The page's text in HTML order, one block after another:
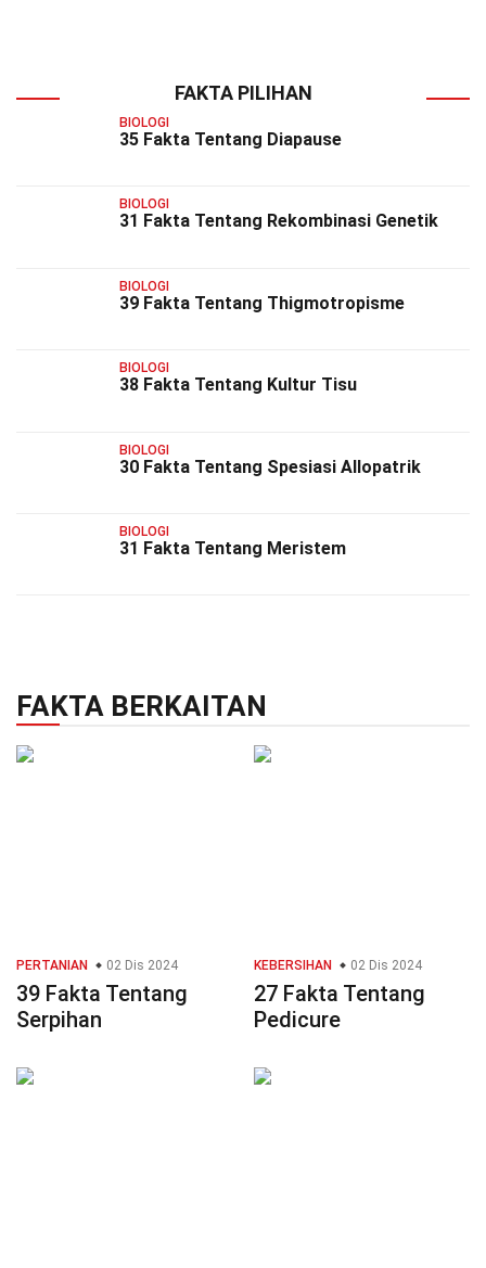
FAKTA PILIHAN
BIOLOGI
35 Fakta Tentang Diapause
BIOLOGI
31 Fakta Tentang Rekombinasi Genetik
BIOLOGI
39 Fakta Tentang Thigmotropisme
BIOLOGI
38 Fakta Tentang Kultur Tisu
BIOLOGI
30 Fakta Tentang Spesiasi Allopatrik
BIOLOGI
31 Fakta Tentang Meristem
FAKTA BERKAITAN
PERTANIAN 02 Dis 2024
39 Fakta Tentang
Serpihan
KEBERSIHAN 02 Dis 2024
27 Fakta Tentang
Pedicure